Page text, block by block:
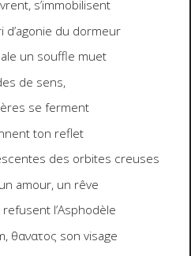
s’immobilisent
d’agonie du dormeur
un souffle muet
de sens,
se ferment
ton reflet
des orbites creuses
amour, un rêve
l’Asphodèle
θανατος son visage